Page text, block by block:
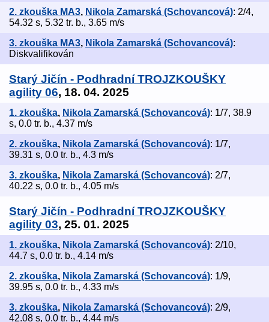
2. zkouška MA3, Nikola Zamarská (Schovancová): 2/4,
54.32 s, 5.32 tr. b., 3.65 m/s
3. zkouška MA3, Nikola Zamarská (Schovancová):
Diskvalifikován
Starý Jičín - Podhradní TROJZKOUŠKY
agility 06, 18. 04. 2025
1. zkouška, Nikola Zamarská (Schovancová): 1/7, 38.9
s, 0.0 tr. b., 4.37 m/s
2. zkouška, Nikola Zamarská (Schovancová): 1/7,
39.31 s, 0.0 tr. b., 4.3 m/s
3. zkouška, Nikola Zamarská (Schovancová): 2/7,
40.22 s, 0.0 tr. b., 4.05 m/s
Starý Jičín - Podhradní TROJZKOUŠKY
agility 03, 25. 01. 2025
1. zkouška, Nikola Zamarská (Schovancová): 2/10,
44.7 s, 0.0 tr. b., 4.14 m/s
2. zkouška, Nikola Zamarská (Schovancová): 1/9,
39.95 s, 0.0 tr. b., 4.33 m/s
3. zkouška, Nikola Zamarská (Schovancová): 2/9,
42.08 s, 0.0 tr. b., 4.44 m/s